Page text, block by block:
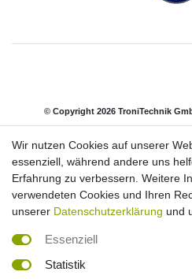
© Copyright 2026 TroniTechnik
Impressum
Barrierefreiheitserklärung
Wir nutzen Cookies auf unserer
essenziell, während andere uns
Erfahrung zu verbessern. Weitere
verwendeten Cookies und Ihren
unserer Datenschutzerklärung und
Essenziell
Statistik